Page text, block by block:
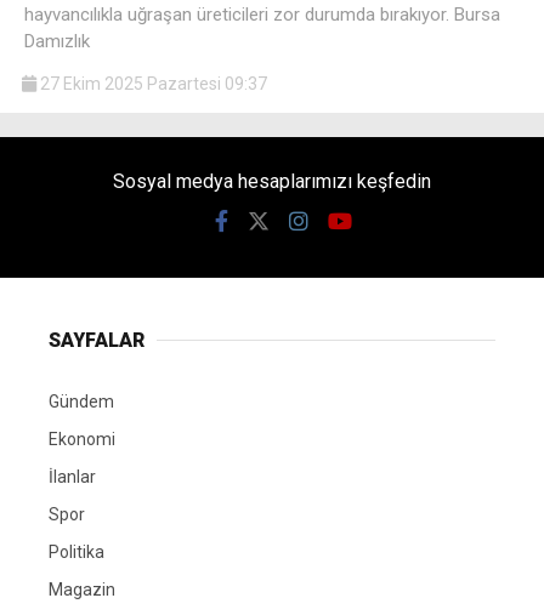
hayvancılıkla uğraşan üreticileri zor durumda bırakıyor. Bursa
Damızlık
27 Ekim 2025 Pazartesi 09:37
Sosyal medya hesaplarımızı keşfedin
SAYFALAR
Gündem
Ekonomi
İlanlar
Spor
Politika
Magazin